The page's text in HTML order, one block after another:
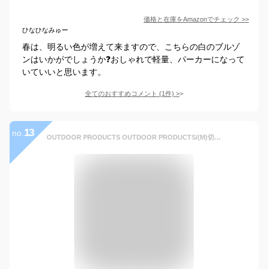
価格と在庫をAmazonでチェック >>
ひなひなみゅー
春は、明るい色が増えて来ますので、こちらの白のブルゾ
ンはいかがでしょうか❓おしゃれで軽量、パーカーになって
いていいと思います。
全てのおすすめコメント (1件) >
no. 13 OUTDOOR PRODUCTS OUTDOOR PRODUCTS/(M)切替中綿フードジャケット ジーンズメイト ジャケット・アウター ブルゾン・ジャンパー ベージュ ホワイト ネイビー カーキ ブラック【送料無料】